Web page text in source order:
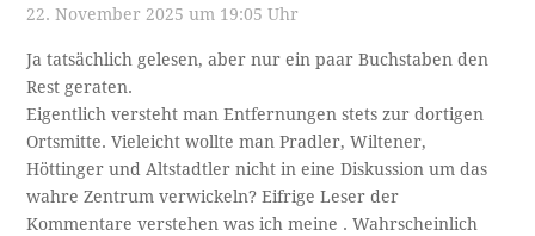
22. November 2025 um 19:05 Uhr
Ja tatsächlich gelesen, aber nur ein paar Buchstaben den
Rest geraten.
Eigentlich versteht man Entfernungen stets zur dortigen
Ortsmitte. Vieleicht wollte man Pradler, Wiltener,
Höttinger und Altstadtler nicht in eine Diskussion um das
wahre Zentrum verwickeln? Eifrige Leser der
Kommentare verstehen was ich meine . Wahrscheinlich